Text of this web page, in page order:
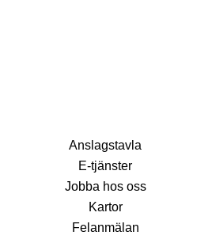
Anslagstavla
E-tjänster
Jobba hos oss
Kartor
Felanmälan